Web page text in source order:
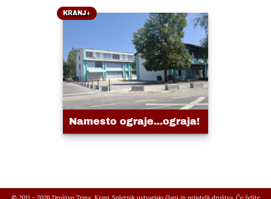
KRANJ+
Namesto ograje...ograja!